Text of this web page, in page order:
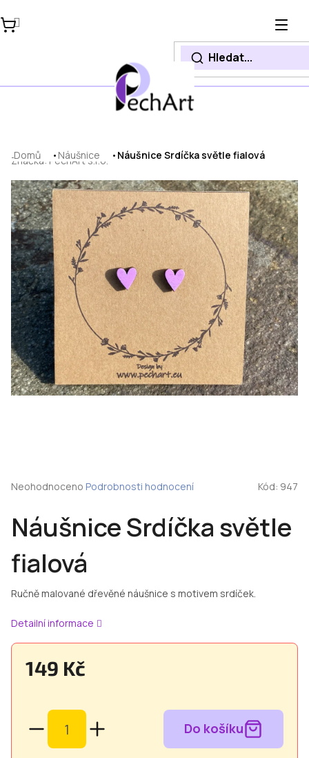
na
obsah
Domů Náušnice Náušnice Srdíčka světle fialová
Značka: PechArt s.r.o.
Náušnice Srdíčka světle
fialová
Ručně malované dřevěné náušnice s motivem srdíček.
Detailní informace
149 Kč
Průměrné
je
0,0
z
5
Neohodnoceno Podrobnosti hodnocení Kód: 947